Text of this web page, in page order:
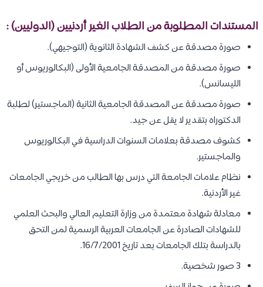
المستندات المطلوبة من الطلاب الغير أردنيين (الدوليين) :
صورة مصدقة عن كشف الشهادة الثانوية (التوجيهي).
صورة مصدقة من المصدقة الجامعية الأولى (البكالوريوس أو
الليسانس).
صورة مصدقة عن المصدقة الجامعية الثانية (الماجستير) لطلبة
الدكتوراه بتقدير لا يقل عن جيد.
كشوف مصدقة بعلامات السنوات الدراسية في البكالوريوس
والماجستير.
نظام علامات الجامعة التي درس بها الطالب من خريجي الجامعات
غير الأردنية.
معادلة شهادة معتمدة من وزارة التعليم العالي والبحث العلمي
للشهادات الصادرة عن الجامعات العربية الرسمية لمن التحق
بالدراسة بتلك الجامعات بعد تاريخ 16/7/2001.
3 صور شخصية.